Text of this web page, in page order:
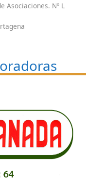
Asociaciones. Nº L